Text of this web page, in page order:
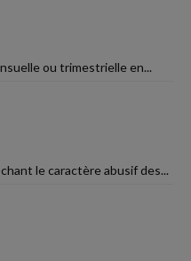
ou trimestrielle en...
le caractère abusif des...